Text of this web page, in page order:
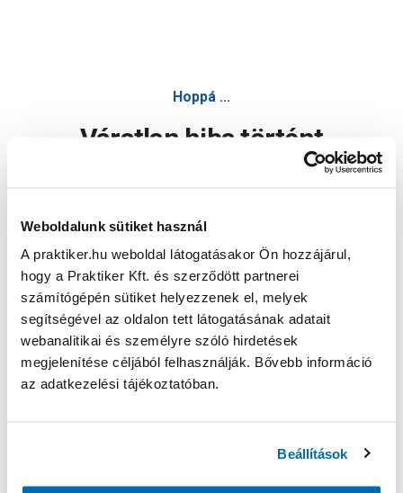
Weboldalunk sütiket használ
A praktiker.hu weboldal látogatásakor Ön hozzájárul,
hogy a Praktiker Kft. és szerződött partnerei
számítógépén sütiket helyezzenek el, melyek
segítségével az oldalon tett látogatásának adatait
webanalitikai és személyre szóló hirdetések
megjelenítése céljából felhasználják. Bővebb információ
az adatkezelési tájékoztatóban.
Beállítások
Hoppá ...
Váratlan hiba történt
Oldal újratöltése